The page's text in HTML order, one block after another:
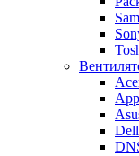
Dell